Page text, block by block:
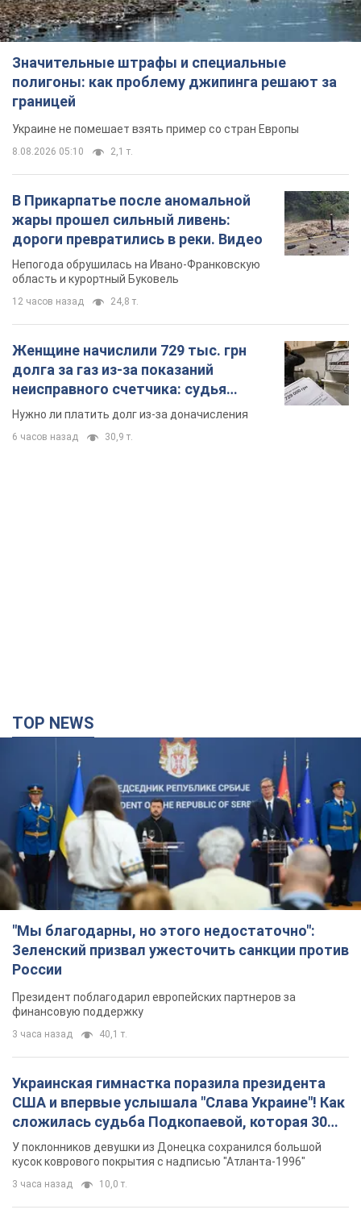
жары прошел сильный ливень:
дороги превратились в реки. Видео
Непогода обрушилась на Ивано-Франковскую
область и курортный Буковель
24,8 т.
Женщине начислили 729 тыс. грн
долга за газ из-за показаний
неисправного счетчика: судья
вынес неожиданное решение
Нужно ли платить долг из-за доначисления
6 часов назад 30,9 т.
"Мы благодарны, но этого недостаточно":
Зеленский призвал ужесточить санкции против
Президент поблагодарил европейских партнеров за
финансовую поддержку
3 часа назад 40,1 т.
Украинская гимнастка поразила президента
США и впервые услышала "Слава Украине"! Как
сложилась судьба Подкопаевой, которая 30
лет назад завоевала "золото" Олимпиады
У поклонников девушки из Донецка сохранился большой
кусок коврового покрытия с надписью "Атланта-1996"
3 часа назад
Заботилась об учениках и поддерживала
учителей: в результате удара РФ по Киевской
области погибли директор киевского лицея, её
муж и внук
Вечная память жертвам российского террора
8 часов назад 18,8 т.